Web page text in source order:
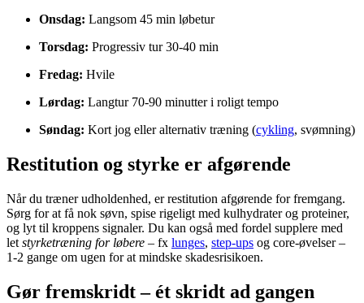
Onsdag: Langsom 45 min løbetur
Torsdag: Progressiv tur 30-40 min
Fredag: Hvile
Lørdag: Langtur 70-90 minutter i roligt tempo
Søndag: Kort jog eller alternativ træning (cykling, svømning)
Restitution og styrke er afgørende
Når du træner udholdenhed, errestitution afgørende for fremgang.
Sørg for at få nok søvn, spise rigeligt med kulhydrater og proteiner,
og lyt til kroppens signaler. Du kan også med fordel supplere med
let styrketræning for løbere – fx lunges, step-ups og core-øvelser –
1-2 gange om ugen for at mindske skadesrisikoen.
Gør fremskridt – ét skridt ad gangen